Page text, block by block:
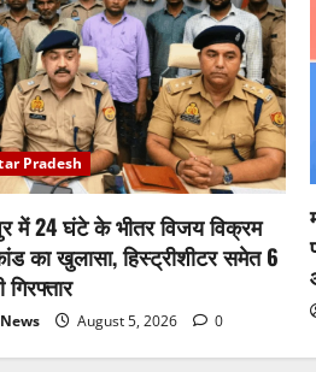
Pradesh
में 24 घंटे के भीतर विजय विक्रम
का खुलासा, हिस्ट्रीशीटर समेत 6
गिरफ्तार
August 5, 2026 0